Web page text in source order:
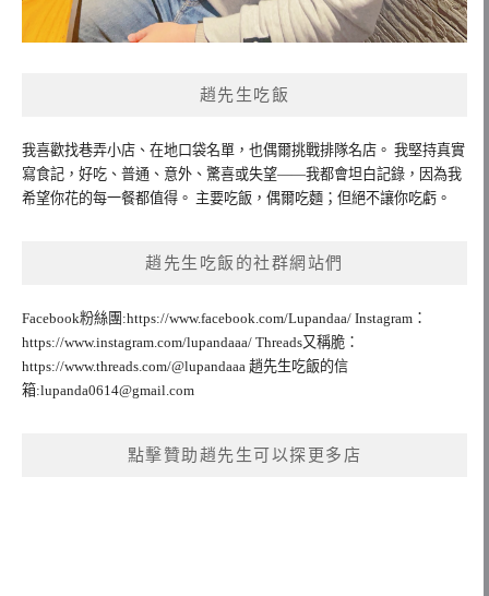
趙先生吃飯
我喜歡找巷弄小店、在地口袋名單，也偶爾挑戰排隊名店。 我堅持真實
寫食記，好吃、普通、意外、驚喜或失望——我都會坦白記錄，因為我
希望你花的每一餐都值得。 主要吃飯，偶爾吃麵；但絕不讓你吃虧。
趙先生吃飯的社群網站們
Facebook粉絲團:https://www.facebook.com/Lupandaa/ Instagram：
https://www.instagram.com/lupandaaa/ Threads又稱脆：
https://www.threads.com/@lupandaaa 趙先生吃飯的信
箱:lupanda0614@gmail.com
點擊贊助趙先生可以探更多店